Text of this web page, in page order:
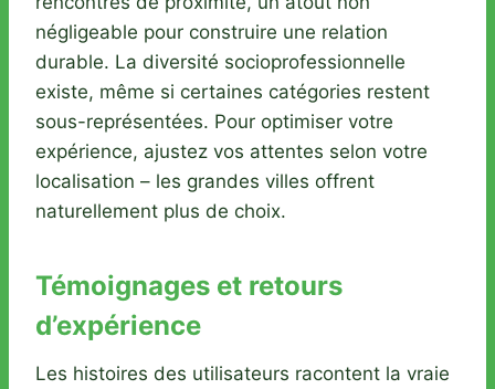
négligeable pour construire une relation
durable. La diversité socioprofessionnelle
existe, même si certaines catégories restent
sous-représentées. Pour optimiser votre
expérience, ajustez vos attentes selon votre
localisation – les grandes villes offrent
naturellement plus de choix.
Témoignages et retours
d’expérience
Les histoires des utilisateurs racontent la vraie